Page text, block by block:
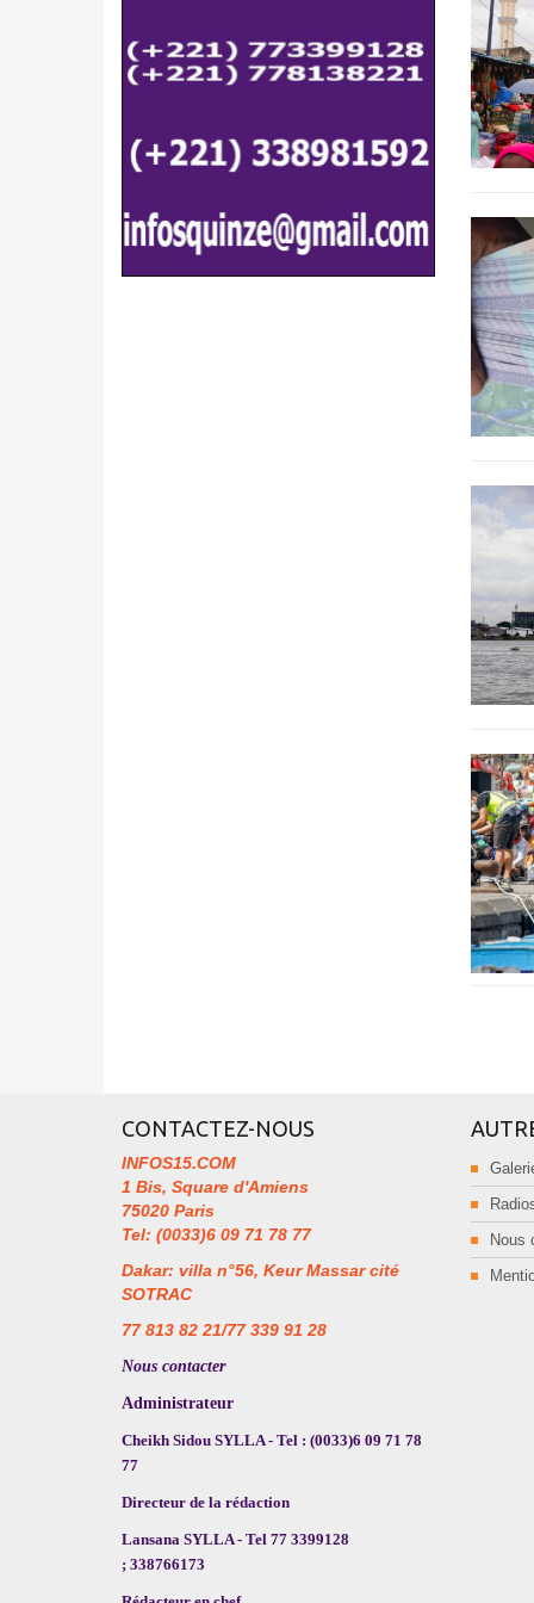
CONTACTEZ-NOUS
INFOS15.COM
1 Bis, Square d'Amiens
75020 Paris
Tel: (0033)6 09 71 78 77
Dakar: villa n°56, Keur Massar cité
SOTRAC
77 813 82 21/77 339 91 28
Nous contacter
Administrateur
Cheikh Sidou SYLLA - Tel : (0033)6 09 71 78
77
Directeur de la rédaction
Lansana SYLLA - Tel 77 3399128
; 338766173
Nous